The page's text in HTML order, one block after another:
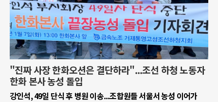
"진짜 사장 한화오션은 결단하라"...조선 하청 노동자
한화 본사 농성 돌입
강인석, 49일 단식 후 병원 이송...조합원들 서울서 농성 이어가